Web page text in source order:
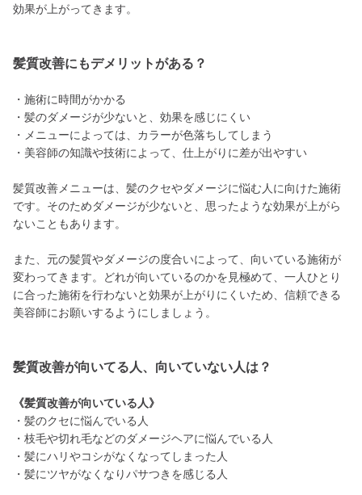
効果が上がってきます。
髪質改善にもデメリットがある？
・施術に時間がかかる
・髪のダメージが少ないと、効果を感じにくい
・メニューによっては、カラーが色落ちしてしまう
・美容師の知識や技術によって、仕上がりに差が出やすい
髪質改善メニューは、髪のクセやダメージに悩む人に向けた施術
です。そのためダメージが少ないと、思ったような効果が上がら
ないこともあります。
また、元の髪質やダメージの度合いによって、向いている施術が
変わってきます。どれが向いているのかを見極めて、一人ひとり
に合った施術を行わないと効果が上がりにくいため、信頼できる
美容師にお願いするようにしましょう。
髪質改善が向いてる人、向いていない人は？
《髪質改善が向いている人》
・髪のクセに悩んでいる人
・枝毛や切れ毛などのダメージヘアに悩んでいる人
・髪にハリやコシがなくなってしまった人
・髪にツヤがなくなりパサつきを感じる人